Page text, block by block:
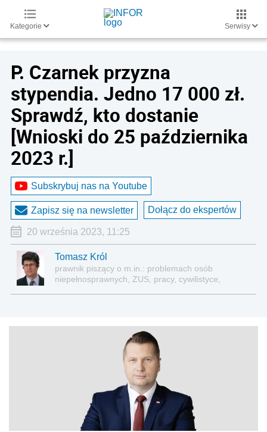
Kategorie Serwisy
P. Czarnek przyzna
stypendia. Jedno 17 000 zł.
Sprawdź, kto dostanie
[Wnioski do 25 października
2023 r.]
Subskrybuj nas na Youtube
Zapisz się na newsletter Dołącz do ekspertów
20 września 2023, 11:25
Tomasz Król
prawnik piszący o m.in.: problemach osób
niepełnosprawnych, ZUS, pracy, cywilistyce,